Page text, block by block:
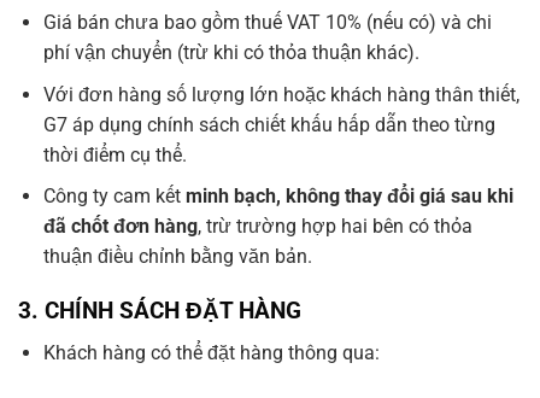
Giá bán chưa bao gồm thuế VAT 10% (nếu có) và chi
phí vận chuyển (trừ khi có thỏa thuận khác).
Với đơn hàng số lượng lớn hoặc khách hàng thân thiết,
G7 áp dụng chính sách chiết khấu hấp dẫn theo từng
thời điểm cụ thể.
Công ty cam kết minh bạch, không thay đổi giá sau khi
đã chốt đơn hàng, trừ trường hợp hai bên có thỏa
thuận điều chỉnh bằng văn bản.
3. CHÍNH SÁCH ĐẶT HÀNG
Khách hàng có thể đặt hàng thông qua: